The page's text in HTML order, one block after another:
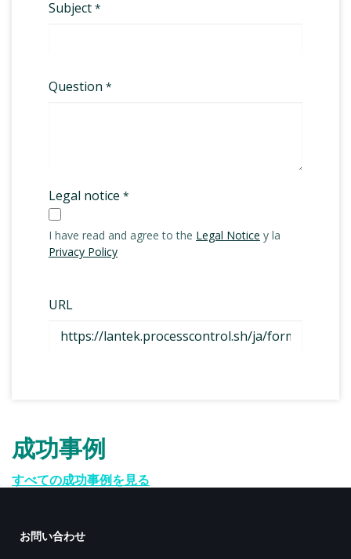
成功事例
すべての成功事例を見る
お問い合わせ